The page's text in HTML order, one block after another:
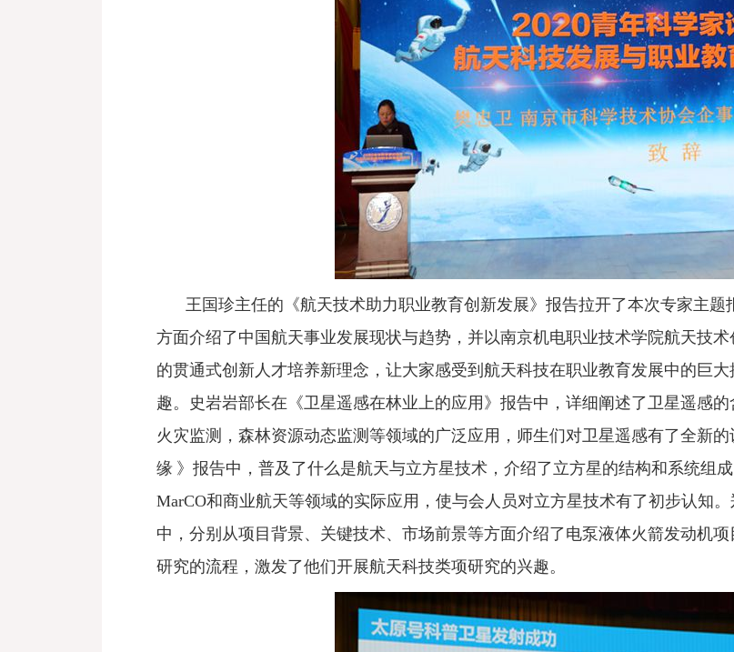
王国珍主任的《航天技术助力职业教育创新发展》报告拉开了本次专家主题
方面介绍了中国航天事业发展现状与趋势，并以南京机电职业技术学院航天技
的贯通式创新人才培养新理念，让大家感受到航天科技在职业教育发展中的巨
趣。史岩岩部长在《卫星遥感在林业上的应用》报告中，详细阐述了卫星遥感
火灾监测，森林资源动态监测等领域的广泛应用，师生们对卫星遥感有了全新
缘 》报告中，普及了什么是航天与立方星技术，介绍了立方星的结构和系统组
MarCO和商业航天等领域的实际应用，使与会人员对立方星技术有了初步认知
中，分别从项目背景、关键技术、市场前景等方面介绍了电泵液体火箭发动机
研究的流程，激发了他们开展航天科技类项研究的兴趣。